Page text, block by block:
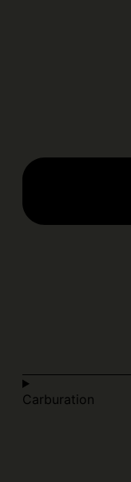
Carburation